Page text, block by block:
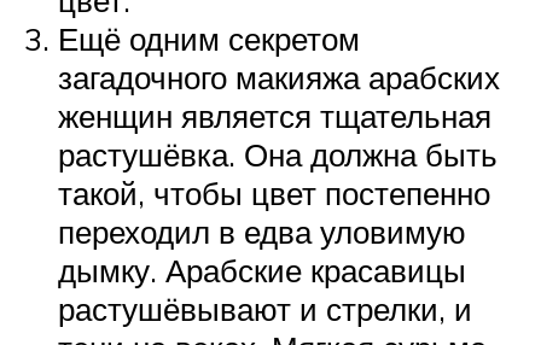
Ещё одним секретом
загадочного макияжа арабских
женщин является тщательная
растушёвка. Она должна быть
такой, чтобы цвет постепенно
переходил в едва уловимую
дымку. Арабские красавицы
растушёвывают и стрелки, и